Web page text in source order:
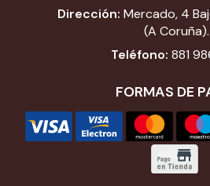
Dirección: Mercado, 4
(A Coruña).
Teléfono: 881
FORMAS DE